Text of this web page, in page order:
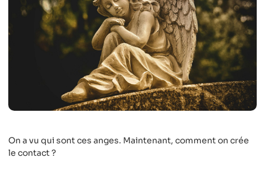
On a vu qui sont ces anges. Maintenant, comment on crée
le contact ?